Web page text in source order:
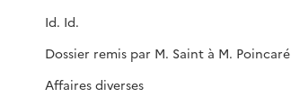
Id. Id.
Dossier remis par M. Saint à M. Poincaré
Affaires diverses